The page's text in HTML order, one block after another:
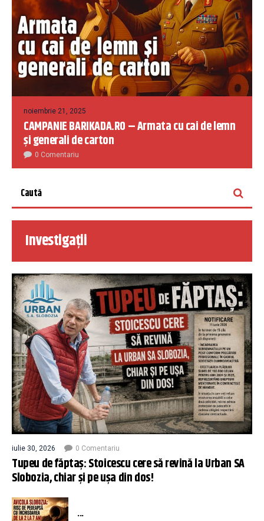
noiembrie 21, 2025
CAMPANIE BARIKADA.RO – Armata cu cai de lemn
și generali de carton
0 Comentariu
Investigații
iulie 30, 2026 0 Comentariu
Tupeu de făptaș: Stoicescu cere să revină la Urban SA
Slobozia, chiar și pe ușa din dos!
...